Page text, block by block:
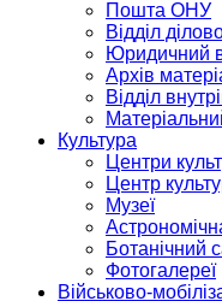
Пошта ОНУ
Відділ
Юридичний
Архів
Відділ
Культура
Центри
Центр
Музеї
Ботанічний
Фотогалереї
Військово-